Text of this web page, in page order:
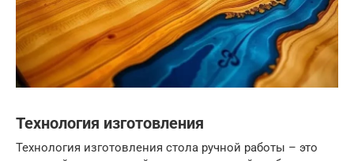
Технология изготовления
Технология изготовления стола ручной работы – это